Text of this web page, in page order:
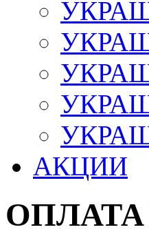
АКЦИИ